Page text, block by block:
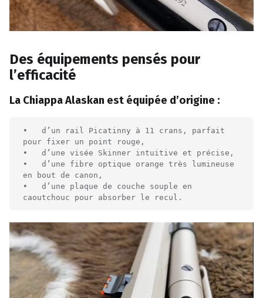
Des équipements pensés pour
l’efficacité
La Chiappa Alaskan est équipée d’origine :
•   d’un rail Picatinny à 11 crans, parfait
pour fixer un point rouge,
•   d’une visée Skinner intuitive et précise,
•   d’une fibre optique orange très lumineuse
en bout de canon,
•   d’une plaque de couche souple en
caoutchouc pour absorber le recul.